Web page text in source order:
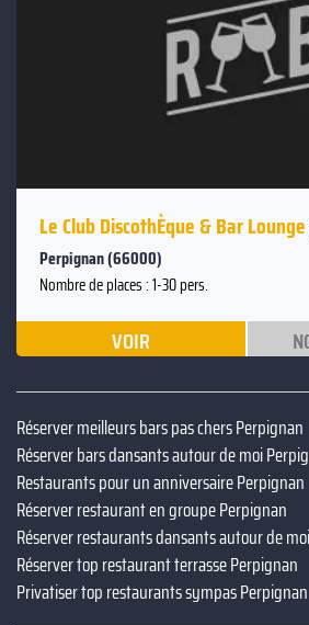
Le Club DiscothÈque & Bar Lounge
Perpignan (66000)
Nombre de places : 1-30 pers.
VOIR
Réserver meilleurs bars pas chers Perpignan
Réserver bars dansants autour de moi
Restaurants pour un anniversaire Perpignan
Réserver restaurant en groupe Perpignan
Réserver restaurants dansants autour de
Réserver top restaurant terrasse Perpignan
Privatiser top restaurants sympas Perpignan